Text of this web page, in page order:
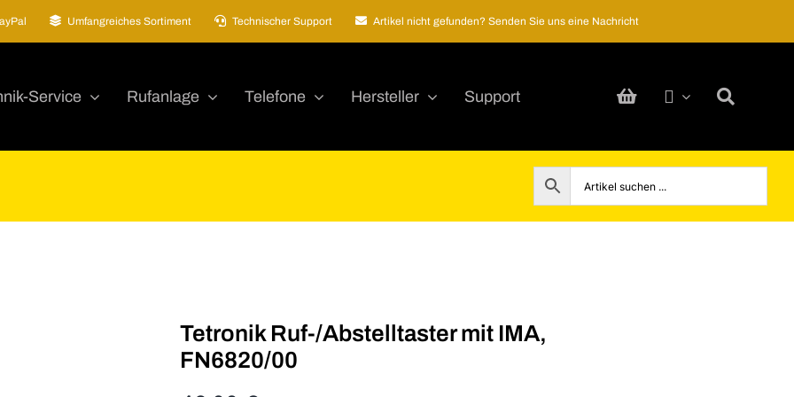
Umfangreiches Sortiment Technischer Support Artikel nicht gefunden? Senden Sie uns eine Nachricht
Service Rufanlage Telefone Hersteller Support
Tetronik Ruf-/Abstelltaster mit IMA,
FN6820/00